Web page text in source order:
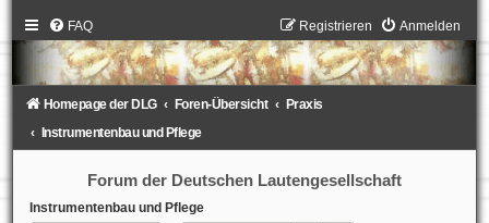
FAQ Anmelden
Registrieren
Homepage der DLG Foren-Übersicht
Praxis
Instrumentenbau und Pflege
Forum der Deutschen Lautengesellschaft
Instrumentenbau und Pflege